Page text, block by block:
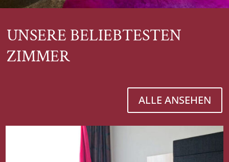
UNSERE BELIEBTESTEN
ZIMMER
ALLE ANSEHEN